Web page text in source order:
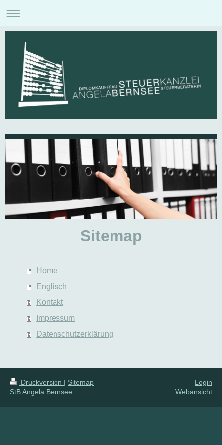
Sitemap
Home
Englisch
Kontakt
Impressum
Datenschutzerklärung
Druckversion | Sitemap
StB Angela Bernsee
Login
Webansicht